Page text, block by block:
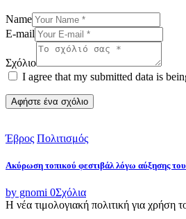
Name
E-mail
Σχόλιο
I agree that my submitted data is
Έβρος Πολιτισμός
Ακύρωση τοπικού φεστιβάλ λόγω αύξησης
by gnomi 0Σχόλια
Η νέα τιμολογιακή πολιτική για